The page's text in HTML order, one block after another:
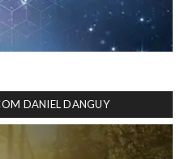
DANIEL DANGUY